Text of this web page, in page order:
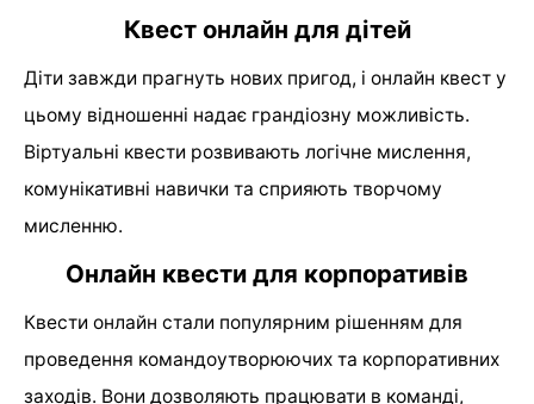
Квест онлайн для дітей
Діти завжди прагнуть нових пригод, і онлайн квест у
цьому відношенні надає грандіозну можливість.
Віртуальні квести розвивають логічне мислення,
комунікативні навички та сприяють творчому
мисленню.
Онлайн квести для корпоративів
Квести онлайн стали популярним рішенням для
проведення командоутворюючих та корпоративних
заходів. Вони дозволяють працювати в команді,